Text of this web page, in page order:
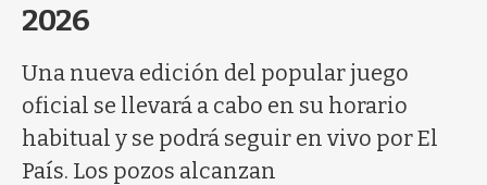
2026
Una nueva edición del popular juego
oficial se llevará a cabo en su horario
habitual y se podrá seguir en vivo por El
País. Los pozos alcanzan